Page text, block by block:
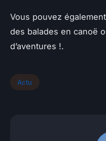
Vous pouvez
des balades en canoë
d’aventures !.
Actu